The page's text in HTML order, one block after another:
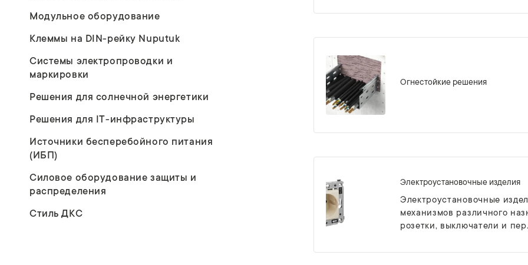
Модульное оборудование
Клеммы на DIN-рейку Nuputuk
Системы электропроводки и
маркировки
Решения для солнечной энергетики
Решения для IT-инфраструктуры
Источники бесперебойного питания
(ИБП)
Силовое оборудование защиты и
распределения
Стиль ДКС
Огнестойкие решения
Электроустановочные изделия
Электроустановочные
механизмов различного
розетки, выключатели и